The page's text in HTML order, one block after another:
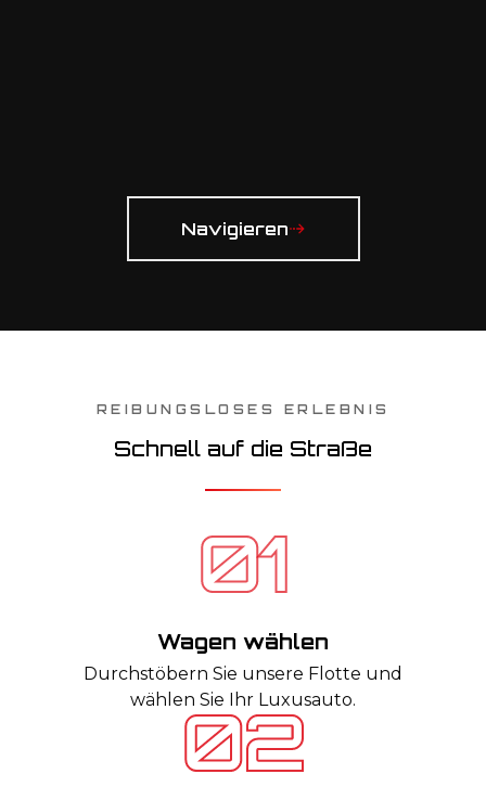
Navigieren
REIBUNGSLOSES ERLEBNIS
Schnell auf die Straße
Wagen wählen
Durchstöbern Sie unsere Flotte und
wählen Sie Ihr Luxusauto.